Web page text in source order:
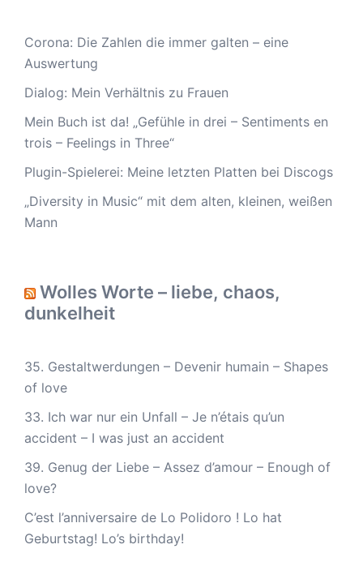
Corona: Die Zahlen die immer galten – eine
Auswertung
Dialog: Mein Verhältnis zu Frauen
Mein Buch ist da! „Gefühle in drei – Sentiments en
trois – Feelings in Three“
Plugin-Spielerei: Meine letzten Platten bei Discogs
„Diversity in Music“ mit dem alten, kleinen, weißen
Mann
Wolles Worte – liebe, chaos,
dunkelheit
35. Gestaltwerdungen – Devenir humain – Shapes
of love
33. Ich war nur ein Unfall – Je n’étais qu’un
accident – I was just an accident
39. Genug der Liebe – Assez d’amour – Enough of
love?
C’est l’anniversaire de Lo Polidoro ! Lo hat
Geburtstag! Lo’s birthday!